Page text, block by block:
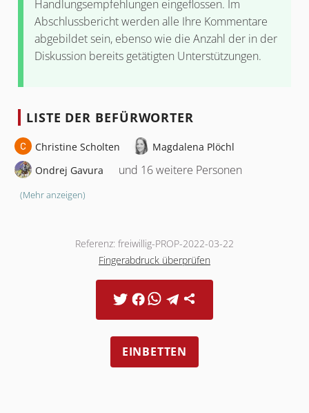
Handlungsempfehlungen eingeflossen. Im
Abschlussbericht werden alle Ihre Kommentare
abgebildet sein, ebenso wie die Anzahl der in der
Diskussion bereits getätigten Unterstützungen.
LISTE DER BEFÜRWORTER
Christine Scholten
Magdalena Plöchl
Ondrej Gavura
und 16 weitere Personen
(Mehr anzeigen)
Referenz: freiwillig-PROP-2022-03-22
Fingerabdruck überprüfen
EINBETTEN